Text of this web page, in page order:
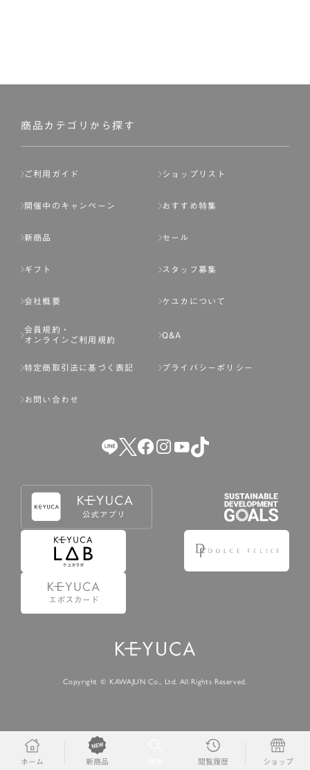
ホーム 新商品 閲覧履歴 ショップ
商品カテゴリから探す
ご利用ガイド ショップリスト
開催中のキャンペーン おすすめ特集
新商品 セール
ギフト スタッフ募集
会社概要 ケユカについて
会員規約・
オンラインご利用規約
Q&A
特定商取引法に基づく表記 プライバシーポリシー
お問い合わせ
Copyright © KAWAJUN Co., Ltd. All Rights Reserved.